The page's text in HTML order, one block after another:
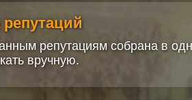
репутаций
репутациям собрана в
вручную.